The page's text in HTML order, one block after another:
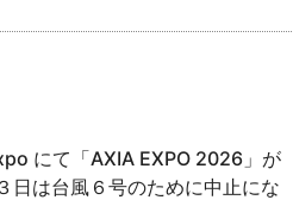
にて「AXIA EXPO 2026」が
日は台風６号のために中止にな